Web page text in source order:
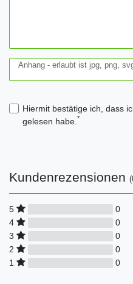
Anhang - erlaubt ist jpg, png,
Hiermit bestätige ich, dass
gelesen habe. *
Kundenrezensionen
5
0
4
0
3
0
2
0
1
0